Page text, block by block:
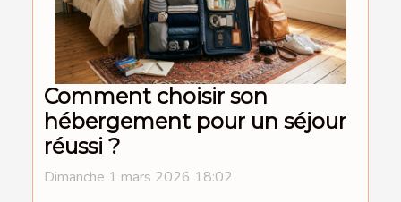
Comment choisir son
hébergement pour un séjour
réussi ?
Dimanche 1 mars 2026 18:02